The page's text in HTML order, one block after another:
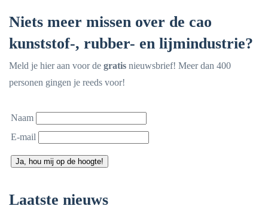
Niets meer missen over de cao
kunststof-, rubber- en lijmindustrie?
Meld je hier aan voor de gratis nieuwsbrief! Meer dan 400
personen gingen je reeds voor!
Naam
E-mail
Ja, hou mij op de hoogte!
Laatste nieuws